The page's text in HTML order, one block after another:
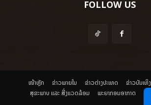
FOLLOW US
ໜ້າຫຼັກ ຂ່າວພາຍ​ໃນ ຂ່າວຕ່າງປະເທດ ​ຂ່າວບັນເທິງ
ສຸຂະພາບ ແລະ ສີ່ງແວດລ້ອມ
ພະຍາກອນອາກາດ